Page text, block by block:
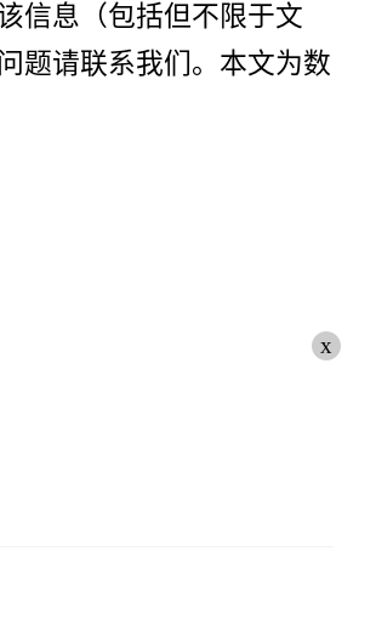
信息（包括但不限于文
题请联系我们。本文为数
x